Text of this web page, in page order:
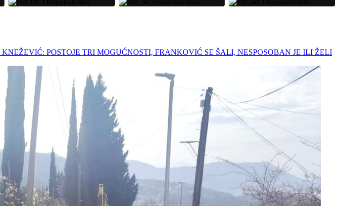
KNEŽEVIĆ: POSTOJE TRI MOGUĆNOSTI, FRANKOVIĆ SE ŠALI, NESPOSOBAN JE ILI ŽELI